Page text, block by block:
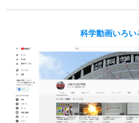
科学動画いろい